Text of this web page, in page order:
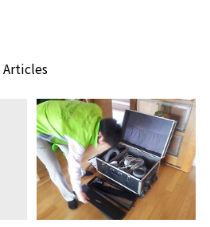
Articles